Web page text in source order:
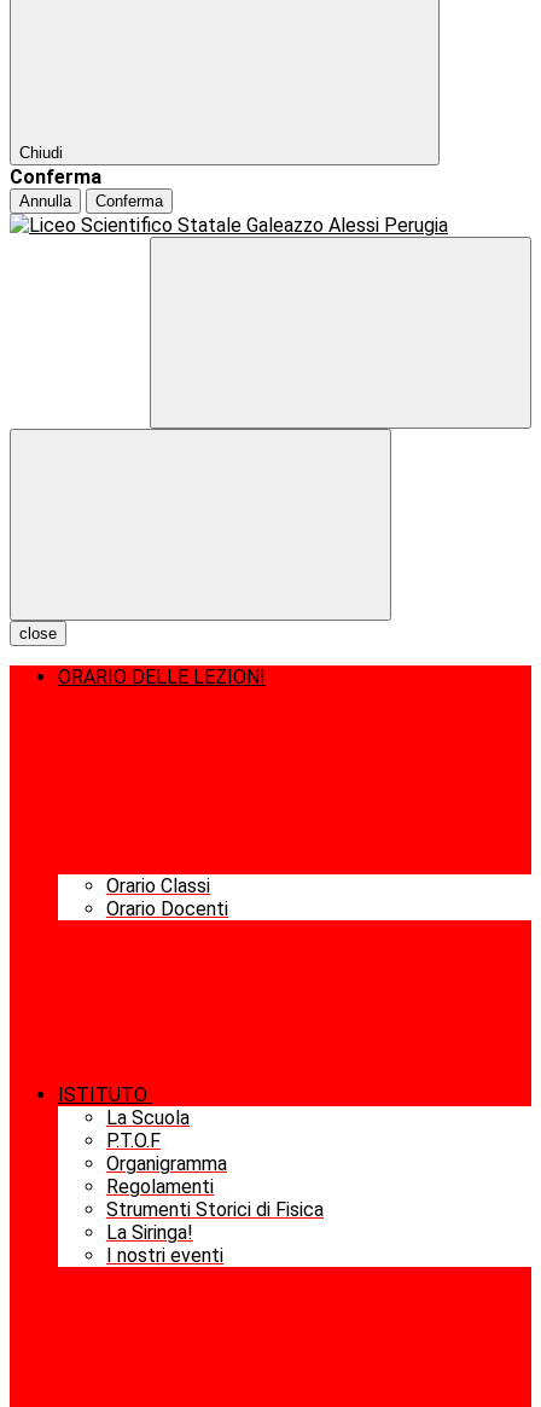
Chiudi
Conferma
Annulla Conferma
close
ORARIO DELLE LEZIONI
Orario Classi
Orario Docenti
ISTITUTO
La Scuola
P.T.O.F
Organigramma
Regolamenti
Strumenti Storici di Fisica
La Siringa!
I nostri eventi